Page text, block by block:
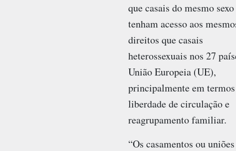
que casais do mesmo sexo
tenham acesso aos
direitos que casais
heterossexuais nos 27
União Europeia (UE),
principalmente em
liberdade de circulação e
reagrupamento familiar.
“Os casamentos ou